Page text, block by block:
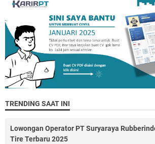
TRENDING SAAT INI
Lowongan Operator PT Suryaraya
Tire Terbaru 2025